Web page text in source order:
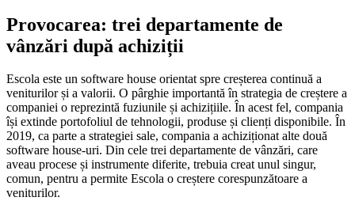
Provocarea: trei departamente de
vânzări după achiziții
Escola este un software house orientat spre creșterea continuă a
veniturilor și a valorii. O pârghie importantă în strategia de creștere a
companiei o reprezintă fuziunile și achizițiile. În acest fel, compania
își extinde portofoliul de tehnologii, produse și clienți disponibile. În
2019, ca parte a strategiei sale, compania a achiziționat alte două
software house-uri. Din cele trei departamente de vânzări, care
aveau procese și instrumente diferite, trebuia creat unul singur,
comun, pentru a permite Escola o creștere corespunzătoare a
veniturilor.